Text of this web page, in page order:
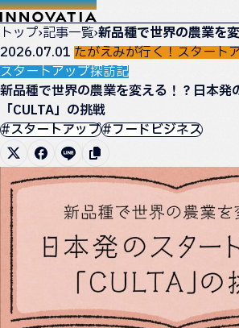
トップ›記事一覧›新品種で世界の農業を
2026.07.01 たがえみが行く！スタート
スタートアップ探訪記
新品種で世界の農業を変える！？日本発
「CULTA」の挑戦
#スタートアップ#フードビジネス